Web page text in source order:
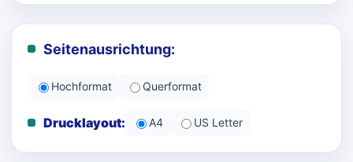
Seitenausrichtung:
Hochformat Querformat
Drucklayout: A4 US Letter